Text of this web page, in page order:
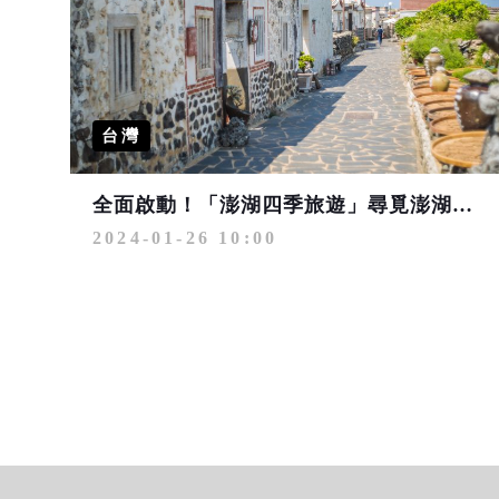
台灣
全面啟動！「澎湖四季旅遊」尋覓澎湖新樣貌、一年四季皆精彩
2024-01-26 10:00